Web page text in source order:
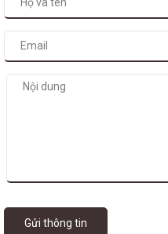
Gửi thông tin